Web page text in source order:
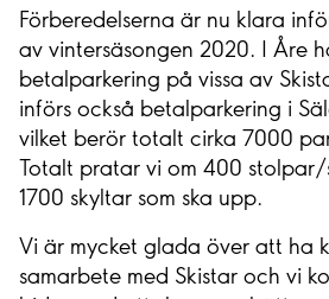
Förberedelserna är nu klara
av vintersäsongen 2020. I Åre
betalparkering på vissa av
införs också betalparkering i
vilket berör totalt cirka 7000
Totalt pratar vi om 400
1700 skyltar som ska upp.
Vi är mycket glada över att ha
samarbete med Skistar och vi